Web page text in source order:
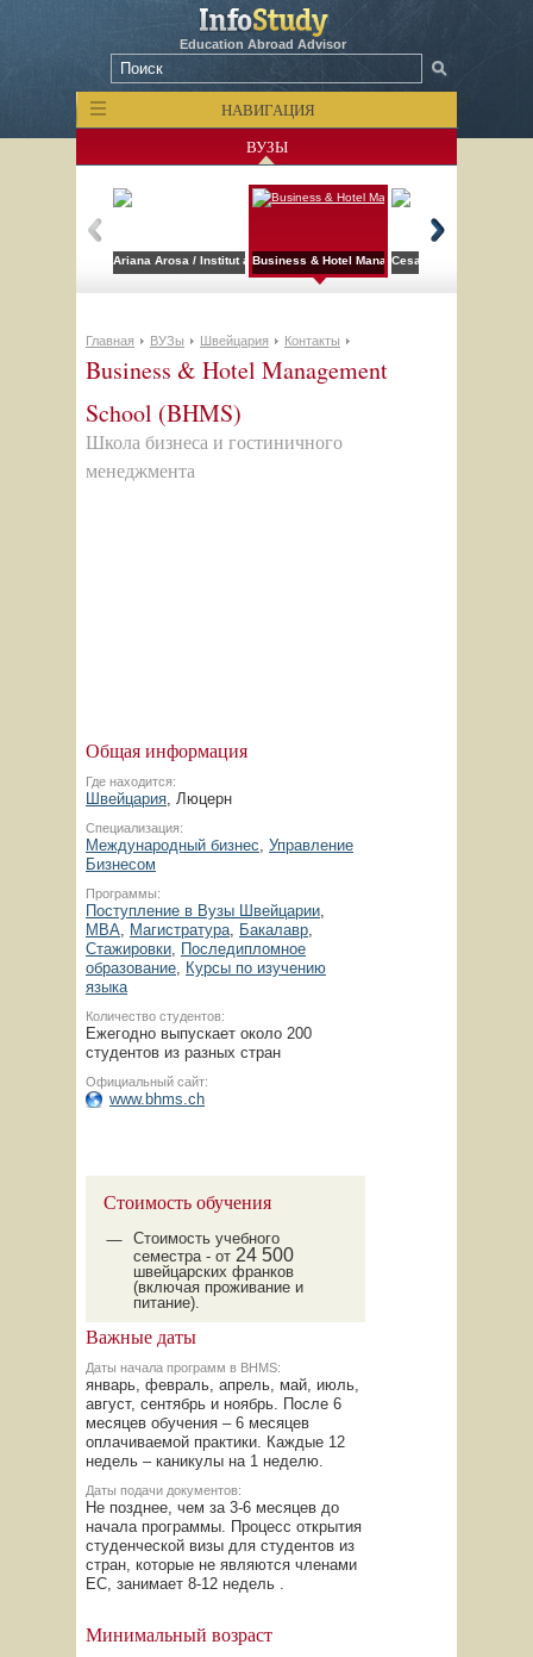
Education Abroad Advisor
НАВИГАЦИЯ
ВУЗЫ
Ariana Arosa / Institut auf dem RosenbergBusiness & Hotel Management School (BHMS)
Cesar Ritz Colleges
Главная ВУЗы Швейцария Контакты
Business & Hotel Management
School (BHMS)
Школа бизнеса и гостиничного
менеджмента
Общая информация
Где находится:
Швейцария, Люцерн
Специализация:
Международный бизнес, Управление
Бизнесом
Программы:
Поступление в Вузы Швейцарии,
MBA, Магистратура, Бакалавр,
Стажировки, Последипломное
образование, Курсы по изучению
языка
Количество студентов:
Ежегодно выпускает около 200
студентов из разных стран
Официальный сайт:
www.bhms.ch
Стоимость обучения
Стоимость учебного
семестра - от 24 500
швейцарских франков
(включая проживание и
питание).
Важные даты
Даты начала программ в BHMS:
январь, февраль, апрель, май, июль,
август, сентябрь и ноябрь. После 6
месяцев обучения – 6 месяцев
оплачиваемой практики. Каждые 12
недель – каникулы на 1 неделю.
Даты подачи документов:
Не позднее, чем за 3-6 месяцев до
начала программы. Процесс открытия
студенческой визы для студентов из
стран, которые не являются членами
ЕС, занимает 8-12 недель .
Минимальный возраст